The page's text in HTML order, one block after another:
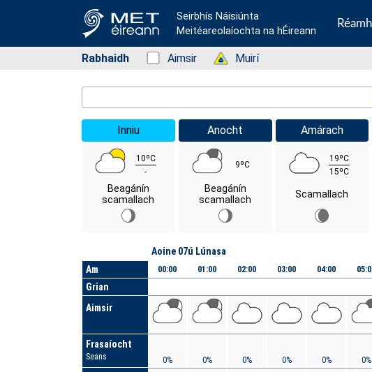
Seirbhís Náisiúnta
Meitéareolaíochta na hÉireann
Rabhaidh Status: Green
Aimsir Status: Green
Muirí
Inniu
10ºC
-
Beagánín
scamallach
Anocht
9ºC
Beagánín
scamallach
Amárach
19ºC
15ºC
Scamallach
Am
Grian
Aimsir
Frasaíocht
Seans
Aoine 07ú Lúnasa
00:00
0%
01:00
0%
02:00
0%
03:00
0%
04:00
0% 0%